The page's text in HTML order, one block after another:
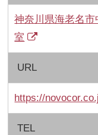
神奈川県海老名
室
URL
https://
TEL